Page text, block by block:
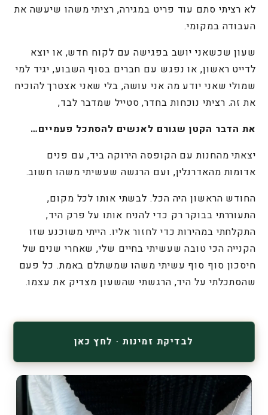
לא רציתי סתם עוד פריט במגירה, רציתי משהו שיעשה את
העבודה במקומי.
שעון שכשאני יושב בפגישה עם לקוח חדש, או יוצא
לדייט ראשון, או נפגש עם חברים בסוף השבוע, יגיד למי
שמולי שאני יודע מה אני עושה, בלי שאני אצטרך להוכיח
את זה. רציתי נוכחות בחדר, סטייל שמדבר לבד,
את הדבר הקטן שגורם לאנשים להסתכל פעמיים…
יצאתי מהחנות עם הקופסה הירוקה ביד, עם פנים
אדומות מהאדרנלין, ועם הרגשה שעשיתי משהו חשוב.
החודש הראשון היה הכל. לבשתי אותו לכל מקום,
התעוררתי בבוקר רק כדי להניח אותו על פרק היד,
התקלחתי במהירות כדי לחזור אליו. הייתי משוכנע שזו
הקנייה הכי טובה שעשיתי בחיים שלי, שאחרי שנים של
חיסכון סוף סוף עשיתי משהו שמשתלם באמת. כל פעם
שהסתכלתי על היד, הרגשתי שהשעון מצדיק את עצמו.
לבדיקת זמינות · לחץ כאן